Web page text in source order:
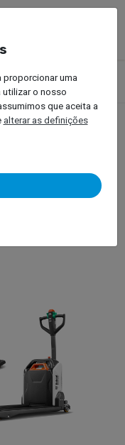
de Armazém
proporcionar uma
utilizar o nosso
que aceita a
alterar as definições